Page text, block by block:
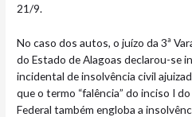
21/9.
No caso dos autos, o juízo da 3ª
do Estado de Alagoas declarou-se
incidental de insolvência civil
que o termo “falência” do inciso I
Federal também engloba a